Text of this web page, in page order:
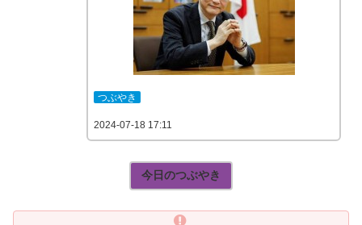
つぶやき
2024-07-18 17:11
今日のつぶやき